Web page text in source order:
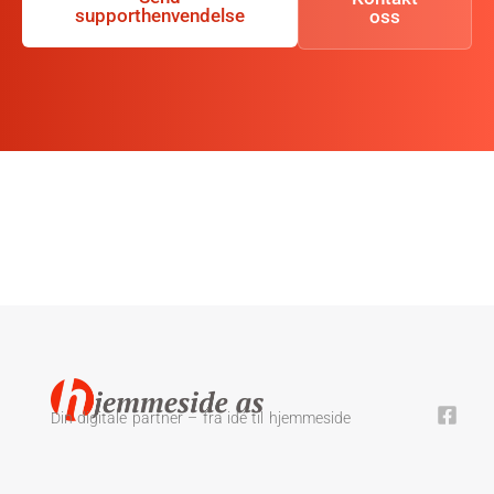
supporthenvendelse
oss
Din digitale partner – fra idé til hjemmeside